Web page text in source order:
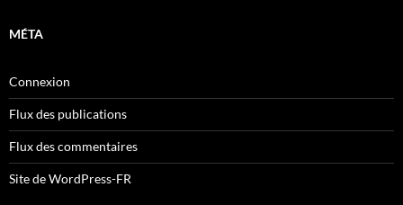
MÉTA
Connexion
Flux des publications
Flux des commentaires
Site de WordPress-FR